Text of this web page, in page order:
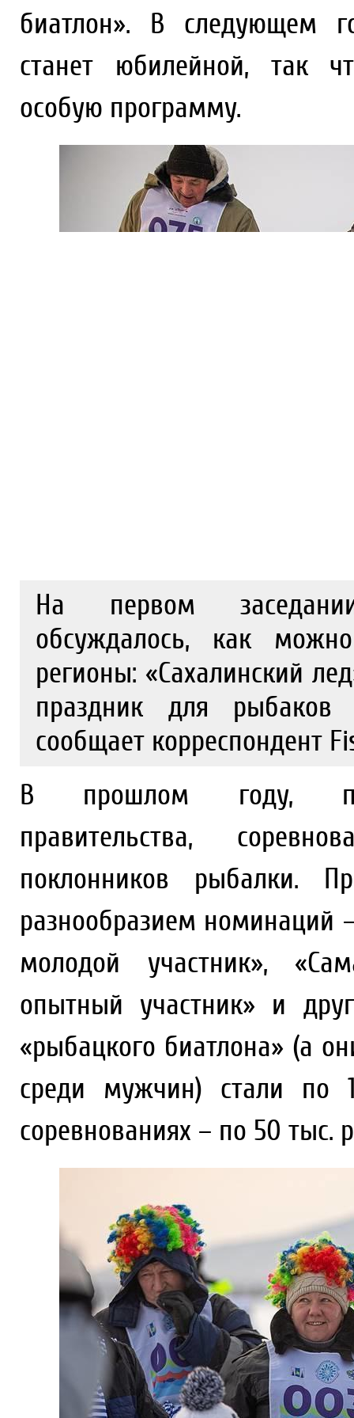
биатлон». В следующем
станет юбилейной, так
особую программу.
На первом
обсуждалось, как
регионы: «Сахалинский
праздник для рыбаков
сообщает корреспондент
В прошлом году, по
правительства,
поклонников рыбалки.
разнообразием номинаций
молодой участник»,
опытный участник» и
«рыбацкого биатлона» (а
среди мужчин) стали по
соревнованиях – по 50 тыс.